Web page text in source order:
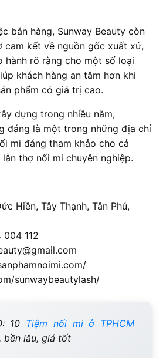
bán hàng, Sunway Beauty còn
cam kết về nguồn gốc xuất xứ,
hành rõ ràng cho một số loại
khách hàng an tâm hơn khi
phẩm có giá trị cao.
dựng trong nhiều năm,
đáng là một trong những địa chỉ
mi đáng tham khảo cho cả
thợ nối mi chuyên nghiệp.
Hiền, Tây Thạnh, Tân Phú,
112
sunwaybeautylash/
10 Tiệm nối mi ở TPHCM
bền lâu, giá tốt